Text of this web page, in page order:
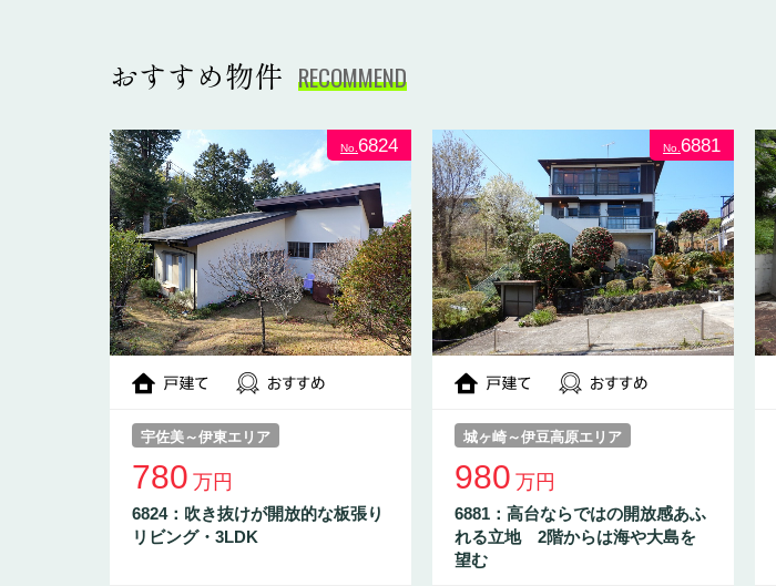
おすすめ物件 RECOMMEND
No. 6824
宇佐美～伊東エリア
780 万円
6824：吹き抜けが開放的な板張り
リビング・3LDK
No. 6881
城ヶ崎～伊豆高原エリア
980 万円
6881：高台ならではの開放感あふ
れる立地 2階からは海や大島を
望む